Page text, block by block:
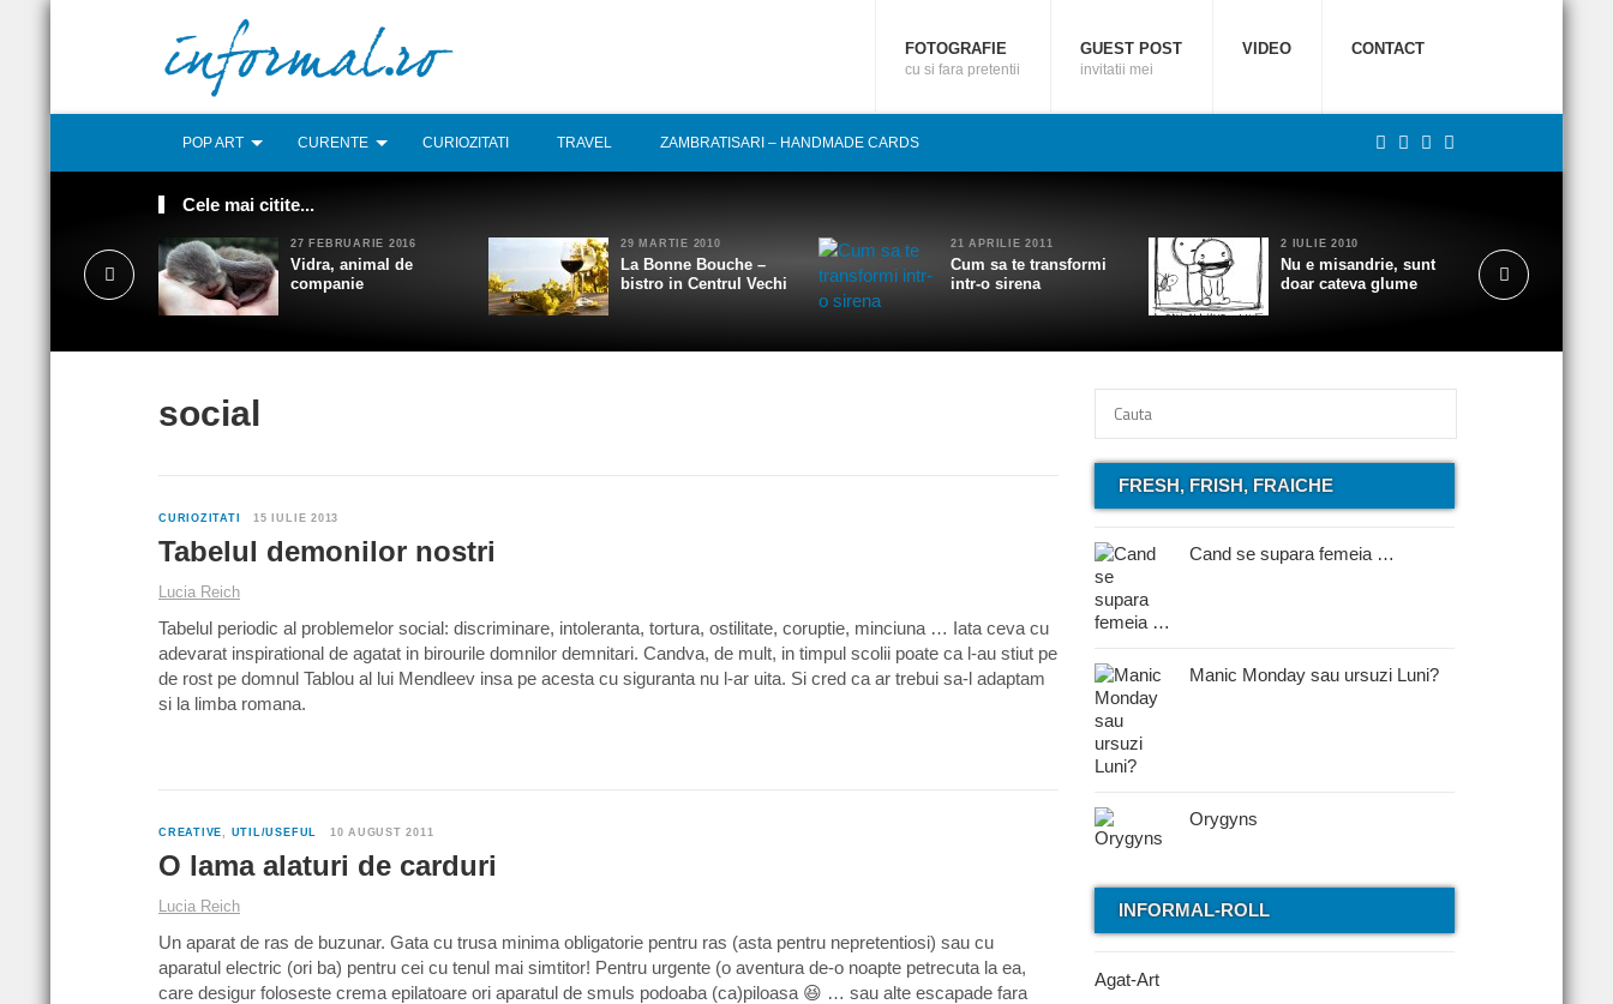
FOTOGRAFIE
cu si fara pretentii
GUEST POST
invitatii mei
VIDEO CONTACT
POP ART CURENTE CURIOZITATI TRAVEL ZAMBRATISARI – HANDMADE CARDS
Cele mai citite...
27 FEBRUARIE 2016
Vidra, animal de
companie
29 MARTIE 2010
La Bonne Bouche –
bistro in Centrul Vechi
21 APRILIE 2011
Cum sa te transformi
intr-o sirena
2 IULIE 2010
Nu e misandrie, sunt
doar cateva glume
social
CURIOZITATI 15 IULIE 2013
Tabelul demonilor nostri
Lucia Reich
Tabelul periodic al problemelor social: discriminare, intoleranta, tortura, ostilitate, coruptie, minciuna … Iata ceva cu
adevarat inspirational de agatat in birourile domnilor demnitari. Candva, de mult, in timpul scolii poate ca l-au stiut pe
de rost pe domnul Tablou al lui Mendleev insa pe acesta cu siguranta nu l-ar uita. Si cred ca ar trebui sa-l adaptam
si la limba romana.
CREATIVE, UTIL/USEFUL 10 AUGUST 2011
O lama alaturi de carduri
Lucia Reich
Un aparat de ras de buzunar. Gata cu trusa minima obligatorie pentru ras (asta pentru nepretentiosi) sau cu
aparatul electric (ori ba) pentru cei cu tenul mai simtitor! Pentru urgente (o aventura de-o noapte petrecuta la ea,
care desigur foloseste crema epilatoare ori aparatul de smuls podoaba (ca)piloasa 😆 … sau alte escapade fara
FRESH, FRISH, FRAICHE
Cand se supara femeia …
Manic Monday sau ursuzi Luni?
Orygyns
INFORMAL-ROLL
Agat-Art